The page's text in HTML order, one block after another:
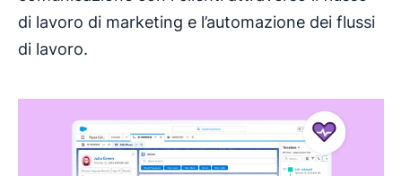
di lavoro di marketing e l’automazione dei flussi
di lavoro.